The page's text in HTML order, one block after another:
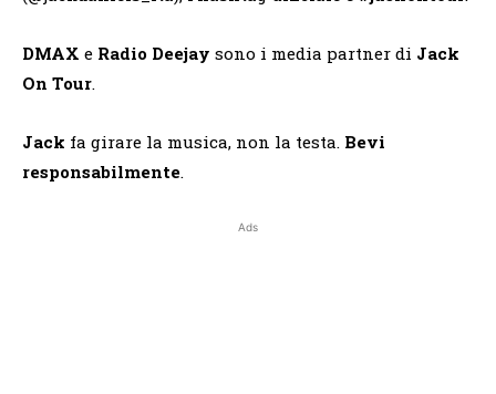
DMAX e Radio Deejay sono i media partner di Jack
On Tour.
Jack fa girare la musica, non la testa. Bevi
responsabilmente.
Ads